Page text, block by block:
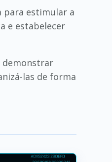
para estimular a
e estabelecer
demonstrar
las de forma